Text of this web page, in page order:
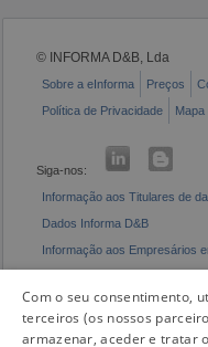
© INFORMA D&B, Lda
Sobre a eInforma Preços
Política de Privacidade
Mapa
Siga-nos:
Informação aos Titulares de
Dados Informa D&B
Informação aos Empresários
Com o seu consentimento,
terceiros (os nossos
armazenar, aceder e tratar